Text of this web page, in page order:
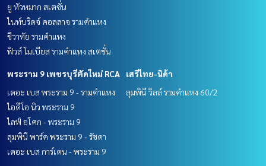
ยู หัวหมาก สเตชั่น
ไนท์บริดจ์ คอลลาจ รามคำแหง
ชีวาทัย รามคำแหง
ฟิวส์ โมเบียส รามคำแหง สเตชั่น
พระราม 9 เพชรบุรีตัดใหม่ RCA
เดอะ เบส พระราม 9 - รามคำแหง
ไอดีโอ นิว พระราม 9
ไลฟ์ อโศก - พระราม 9
ลุมพินี พาร์ค พระราม 9 - รัชดา
เดอะ เบส การ์เดน - พระราม 9
เสรีไทย-นิด้า
ลุมพินี วิลล์ รามคำแหง 60/2